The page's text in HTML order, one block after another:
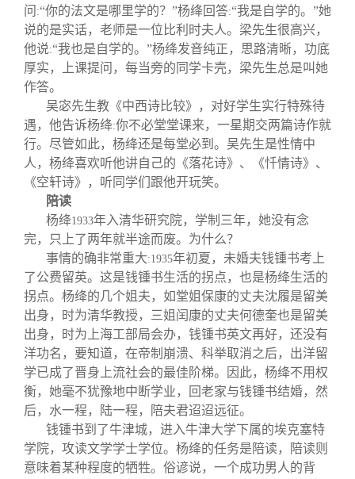
问 :“你的法文是哪里学的？”杨绛回答:“我是自学的。”她
说的是实话，老师是一位比利时夫人。梁先生很高兴，
他说:“我也是自学的。”杨绛发音纯正，思路清晰，功底
厚实，上课提问，每当旁的同学卡壳，梁先生总是叫她
作答。
吴宓先生教《中西诗比较》，对好学生实行特殊待
遇，他告诉杨绛:你不必堂堂课来，一星期交两篇诗作就
行。尽管如此，杨绛还是每堂必到。吴先生是性情中
人，杨绛喜欢听他讲自己的《落花诗》、《忏情诗》、
《空轩诗》，听同学们跟他开玩笑。
陪读
杨绛1933年入清华研究院，学制三年，她没有念
完，只上了两年就半途而废。为什么？
事情的确非常重大:1935年初夏，未婚夫钱锺书考上
了公费留英。这是钱锺书生活的拐点，也是杨绛生活的
拐点。杨绛的几个姐夫，如堂姐保康的丈夫沈履是留美
出身，时为清华教授，三姐闰康的丈夫何德奎也是留美
出身，时为上海工部局会办，钱锺书英文再好，还没有
洋功名，要知道，在帝制崩溃、科举取消之后，出洋留
学已成了晋身上流社会的最佳阶梯。因此，杨绛不用权
衡，她毫不犹豫地中断学业，回老家与钱锺书结婚，然
后，水一程，陆一程，陪夫君迢迢远征。
钱锺书到了牛津城，进入牛津大学下属的埃克塞特
学院，攻读文学学士学位。杨绛的任务是陪读，陪读则
意味着某种程度的牺牲。俗谚说，一个成功男人的背